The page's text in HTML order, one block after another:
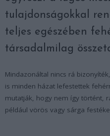
tulajdonságokkal
teljes egészében
társadalmilag
Mindazonáltal nincs rá
is minden házat lefestettek
mutatják, hogy nem így történt,
például vörös vagy sárga